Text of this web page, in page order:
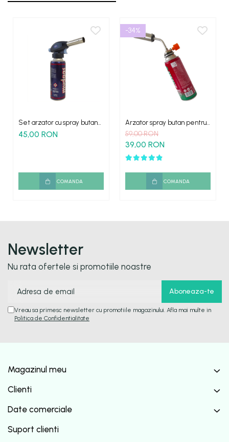
Set arzator cu spray butan
multifunctional
45,00 RON
COMANDA
-34%
Arzator spray butan pentru
camping
59,00 RON
39,00 RON
COMANDA
Newsletter
Nu rata ofertele si promotiile noastre
Vreau sa primesc newsletter cu promotiile magazinului. Afla mai multe in
Politica de Confidentialitate
Magazinul meu
Clienti
Date comerciale
Suport clienti